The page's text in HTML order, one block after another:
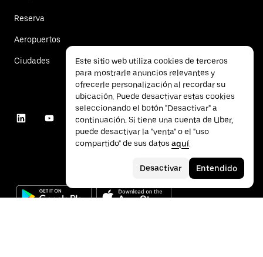
Reserva
Aeropuertos
Ciudades
Este sitio web utiliza cookies de terceros
para mostrarle anuncios relevantes y
ofrecerle personalización al recordar su
ubicación. Puede desactivar estas cookies
seleccionando el botón "Desactivar" a
continuación. Si tiene una cuenta de Uber,
puede desactivar la "venta" o el "uso
compartido" de sus datos aquí.
Desactivar Entendido